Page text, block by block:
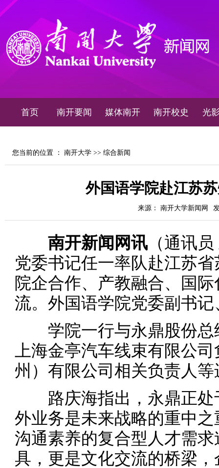
首页 南开要闻 媒体南开 南开校史 光
您当前的位置 ： 南开大学 >> 综合新闻
外国语学院赴江苏
来源： 南开大学新闻网
南开新闻网讯 （通讯
党委书记任一率队赴江苏
院企合作、产教融合、国
流。外国语学院党委副书
学院一行与永鼎股份总
上海金亭汽车线束有限公
州）有限公司相关负责人
路庆海指出，永鼎正处
外业务是未来战略的重中
沟通素养的复合型人才需
具，更是文化交流的桥梁